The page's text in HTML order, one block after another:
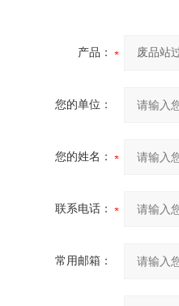
产品：
您的单位：
您的姓名：
联系电话：
常用邮箱：